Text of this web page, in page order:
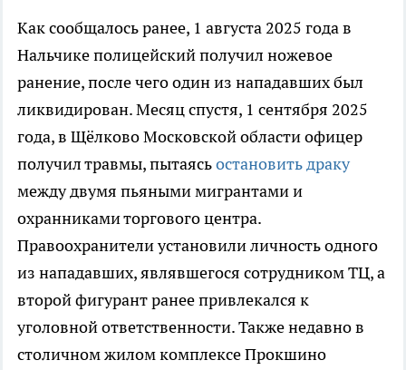
Как сообщалось ранее, 1 августа 2025 года в
Нальчике полицейский получил ножевое
ранение, после чего один из нападавших был
ликвидирован. Месяц спустя, 1 сентября 2025
года, в Щёлково Московской области офицер
получил травмы, пытаясьостановить драку
между двумя пьяными мигрантами и
охранниками торгового центра.
Правоохранители установили личность одного
из нападавших, являвшегося сотрудником ТЦ, а
второй фигурант ранее привлекался к
уголовной ответственности. Также недавно в
столичном жилом комплексе Прокшино